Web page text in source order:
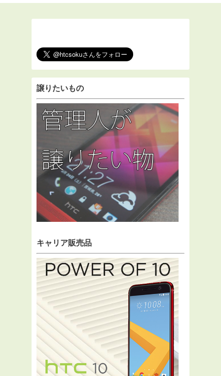
譲りたいもの
キャリア販売品